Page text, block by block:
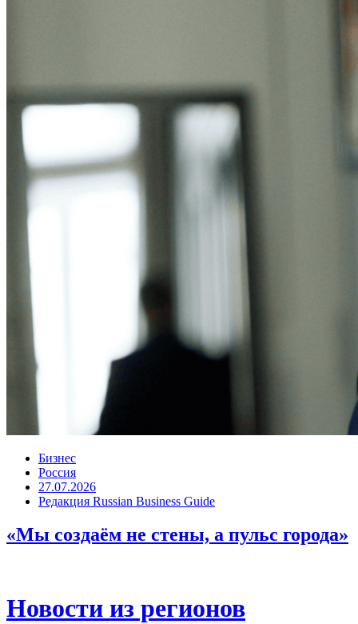
Бизнес
Россия
27.07.2026
Редакция Russian Business Guide
«Мы создаём не стены, а пульс города»
Новости из регионов